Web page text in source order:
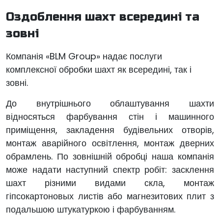
Оздоблення шахт всередині та
зовні
Компанія «BLM Group» надає послуги
комплексної обробки шахт як всередині, так і
зовні.
До внутрішнього облаштування шахти
відносяться фарбування стін і машинного
приміщення, закладення будівельних отворів,
монтаж аварійного освітлення, монтаж дверних
обрамлень. По зовнішній обробці наша компанія
може надати наступний спектр робіт: засклення
шахт різними видами скла, монтаж
гіпсокартоновых листів або магнезитових плит з
подальшою штукатуркою і фарбуванням.